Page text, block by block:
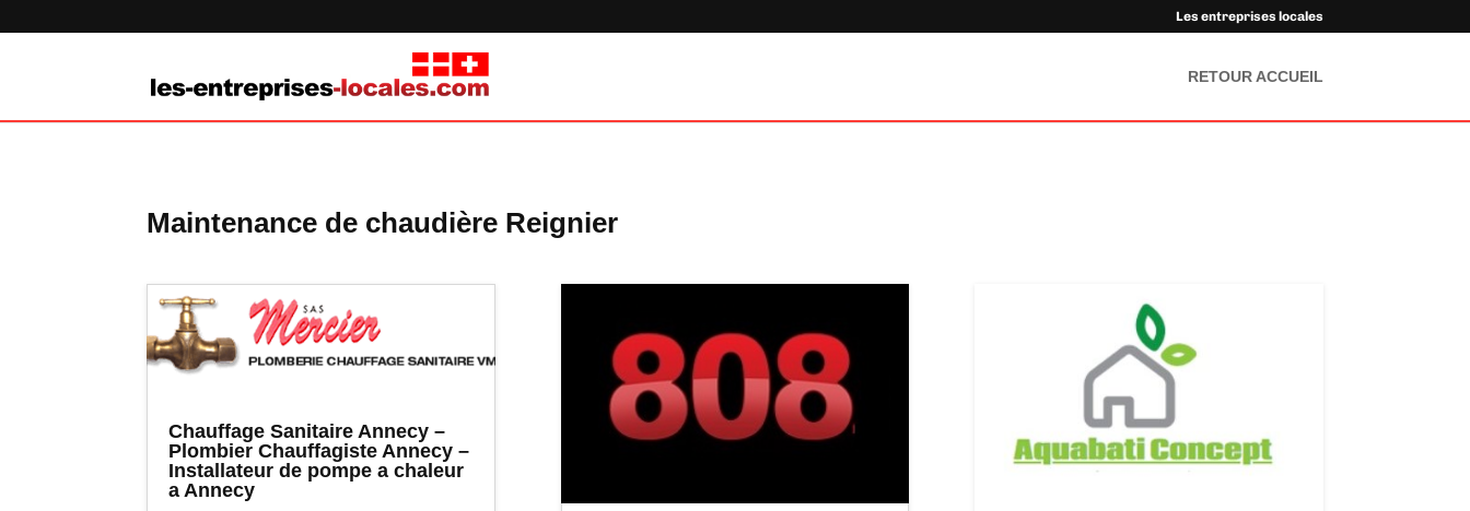
Les entreprises locales
RETOUR ACCUEIL
Maintenance de chaudière Reignier
Chauffage Sanitaire Annecy –
Plombier Chauffagiste Annecy –
Installateur de pompe a chaleur
a Annecy